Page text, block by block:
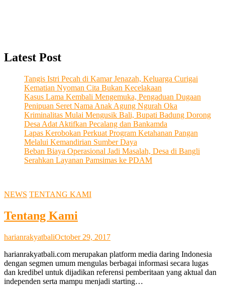
Latest Post
Tangis Istri Pecah di Kamar Jenazah, Keluarga Curigai
Kematian Nyoman Cita Bukan Kecelakaan
Kasus Lama Kembali Mengemuka, Pengaduan Dugaan
Penipuan Seret Nama Anak Agung Ngurah Oka
Kriminalitas Mulai Mengusik Bali, Bupati Badung Dorong
Desa Adat Aktifkan Pecalang dan Bankamda
Lapas Kerobokan Perkuat Program Ketahanan Pangan
Melalui Kemandirian Sumber Daya
Beban Biaya Operasional Jadi Masalah, Desa di Bangli
Serahkan Layanan Pamsimas ke PDAM
NEWS TENTANG KAMI
Tentang Kami
harianrakyatbaliOctober 29, 2017
harianrakyatbali.com merupakan platform media daring Indonesia
dengan segmen umum mengulas berbagai informasi secara lugas
dan kredibel untuk dijadikan referensi pemberitaan yang aktual dan
independen serta mampu menjadi starting…